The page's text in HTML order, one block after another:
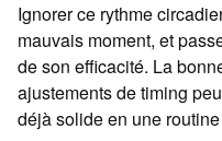
Ignorer ce rythme
mauvais moment, et
de son efficacité. La
ajustements de timing
déjà solide en une